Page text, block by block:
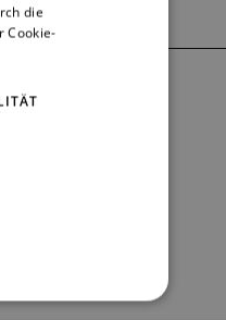
die
Cookie-